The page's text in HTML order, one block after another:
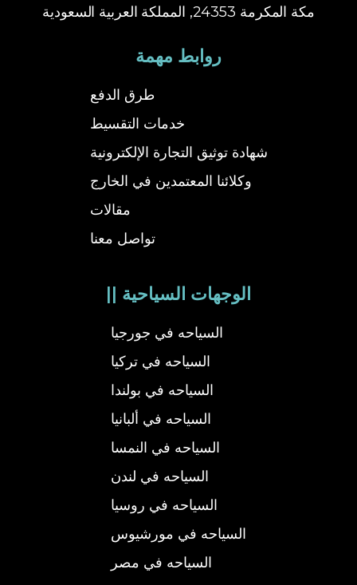
مكة المكرمة 24353, المملكة العربية السعودية
روابط مهمة
طرق الدفع
خدمات التقسيط
شهادة توثيق التجارة الإلكترونية
وكلائنا المعتمدين في الخارج
مقالات
تواصل معنا
|| الوجهات السياحية
السياحه في جورجيا
السياحه في تركيا
السياحه في بولندا
السياحه في ألبانيا
السياحه في النمسا
السياحه في لندن
السياحه في روسيا
السياحه في مورشيوس
السياحه في مصر